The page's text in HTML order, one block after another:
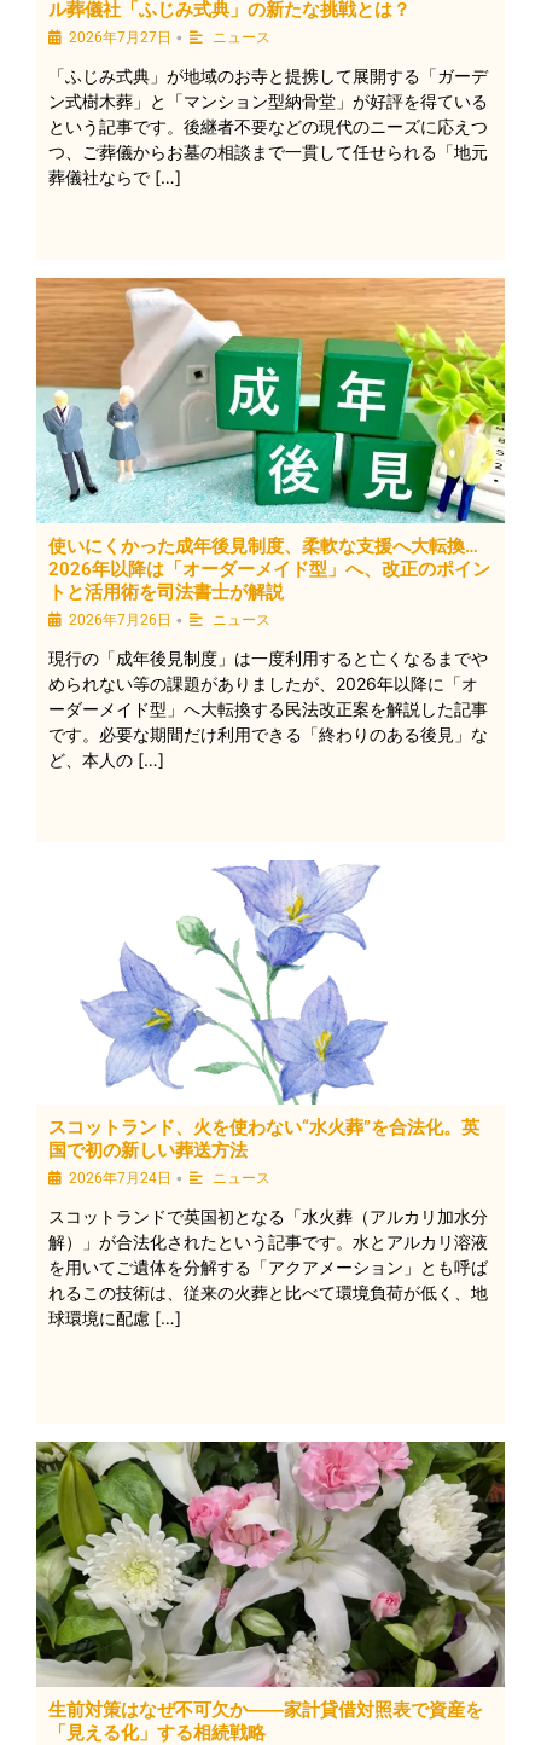
ル葬儀社「ふじみ式典」の新たな挑戦とは？
2026年7月27日 • ニュース
「ふじみ式典」が地域のお寺と提携して展開する「ガーデ
ン式樹木葬」と「マンション型納骨堂」が好評を得ている
という記事です。後継者不要などの現代のニーズに応えつ
つ、ご葬儀からお墓の相談まで一貫して任せられる「地元
葬儀社ならで […]
使いにくかった成年後見制度、柔軟な支援へ大転換…
2026年以降は「オーダーメイド型」へ、改正のポイン
トと活用術を司法書士が解説
2026年7月26日 • ニュース
現行の「成年後見制度」は一度利用すると亡くなるまでや
められない等の課題がありましたが、2026年以降に「オ
ーダーメイド型」へ大転換する民法改正案を解説した記事
です。必要な期間だけ利用できる「終わりのある後見」な
ど、本人の […]
スコットランド、火を使わない“水火葬”を合法化。英
国で初の新しい葬送方法
2026年7月24日 • ニュース
スコットランドで英国初となる「水火葬（アルカリ加水分
解）」が合法化されたという記事です。水とアルカリ溶液
を用いてご遺体を分解する「アクアメーション」とも呼ば
れるこの技術は、従来の火葬と比べて環境負荷が低く、地
球環境に配慮 […]
生前対策はなぜ不可欠か――家計貸借対照表で資産を
「見える化」する相続戦略